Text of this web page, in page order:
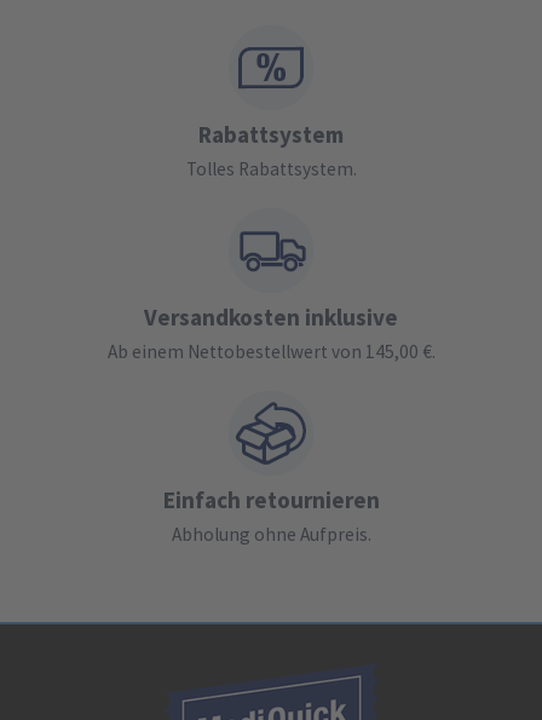
Rabattsystem
Tolles Rabattsystem.
Versandkosten inklusive
Ab einem Nettobestellwert von 145,00 €.
Einfach retournieren
Abholung ohne Aufpreis.